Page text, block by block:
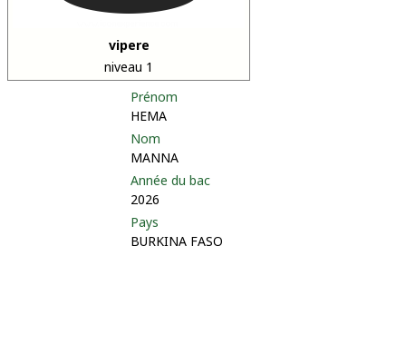
vipere
niveau 1
Prénom
HEMA
Nom
MANNA
Année du bac
2026
Pays
BURKINA FASO